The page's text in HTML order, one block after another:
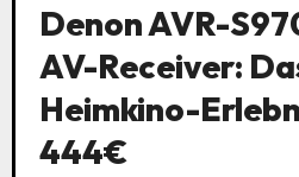
Denon AVR-
AV-Receiver:
Heimkino-
444€